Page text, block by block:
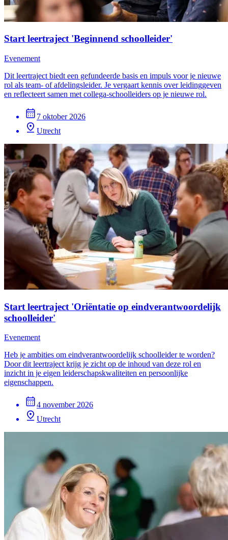
Start leertraject 'Beginnend schoolleider'
Evenement
Dit leertraject biedt een gefundeerde basis en impuls voor je nieuwe
rol als team- of afdelingsleider. Je vergaart kennis over leidinggeven
en reflecteert samen met collega-schoolleiders op je nieuwe rol.
7 oktober 2026
Utrecht
Start leertraject 'Oriëntatie op eindverantwoordelijk
schoolleider'
Evenement
Heb je ambities om eindverantwoordelijk schoolleider te worden?
Door dit leertraject krijg je zicht op de inhoud van deze rol en
inzicht in je eigen leiderschapskwaliteiten en persoonlijke
eigenschappen.
4 november 2026
Utrecht